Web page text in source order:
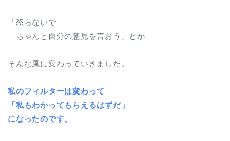
「怒らないで
ちゃんと自分の意見を言おう」とか
そんな風に変わっていきました。
私のフィルターは変わって
「私もわかってもらえるはずだ」
になったのです。